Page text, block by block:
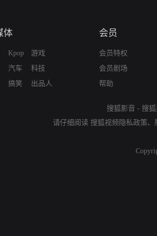
体
Kpop
汽车
搞笑
游戏
科技
出品人
会员
会员特权
会员剧场
帮助
搜狐影音 - 搜
请仔细阅读 搜狐视频隐私政策、